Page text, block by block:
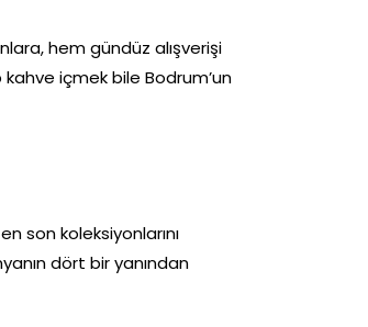
hem gündüz alışverişi
içmek bile Bodrum’un
son koleksiyonlarını
dört bir yanından